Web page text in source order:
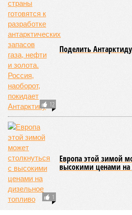
ЖК «Светлый мир «Станция Л»: та
банкрот Seven Suns Development,
схема достройки через Capital
за прошедшие два года
практически не видно. По
порталов, первую очередь ЖК
декабрю 2026 г., вторую – к марту
этом из кураторов стройки не
сроки должны материализоваться?
площадке, по свидетельствам
бывающих у забора, какая-либо
бетононасосов, ни работающих
мобилизации подрядчиков. При том,
осталось менее полугода.
Если в «Сказочном лесу»
отчитывался о поэтапной
конкретными инженерными